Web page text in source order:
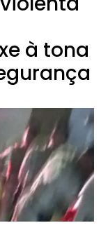
à tona